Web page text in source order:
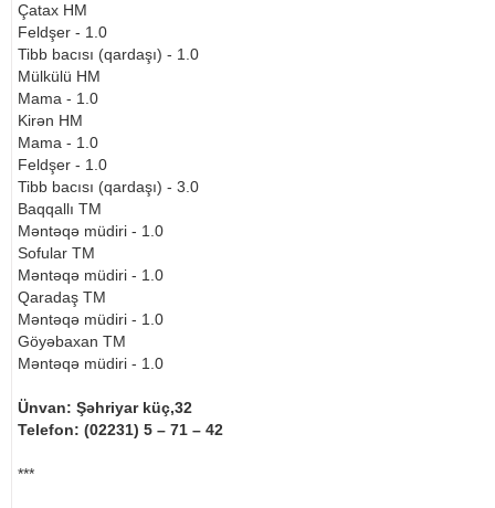
Çatax HM
Feldşer - 1.0
Tibb bacısı (qardaşı) - 1.0
Mülkülü HM
Mama - 1.0
Kirən HM
Mama - 1.0
Feldşer - 1.0
Tibb bacısı (qardaşı) - 3.0
Baqqallı TM
Məntəqə müdiri - 1.0
Sofular TM
Məntəqə müdiri - 1.0
Qaradaş TM
Məntəqə müdiri - 1.0
Göyəbaxan TM
Məntəqə müdiri - 1.0
Ünvan: Şəhriyar küç,32
Telefon: (02231) 5 – 71 – 42
***